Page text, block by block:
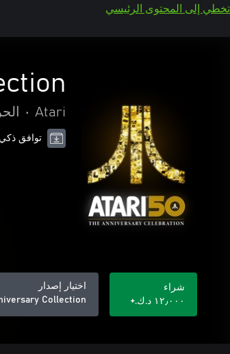
تخطي إلى المحتوى الرئيسي
Atari
•
توافق ذكي
شراء
١٢٫٠٠٠ د.ك.‏+
اختيار إصدار
Collection